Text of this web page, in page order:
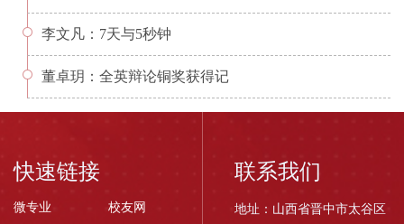
李文凡：7天与5秒钟
董卓玥：全英辩论铜奖获得记
快速链接
微专业
校友网
联系我们
地址：山西省晋中市太谷区